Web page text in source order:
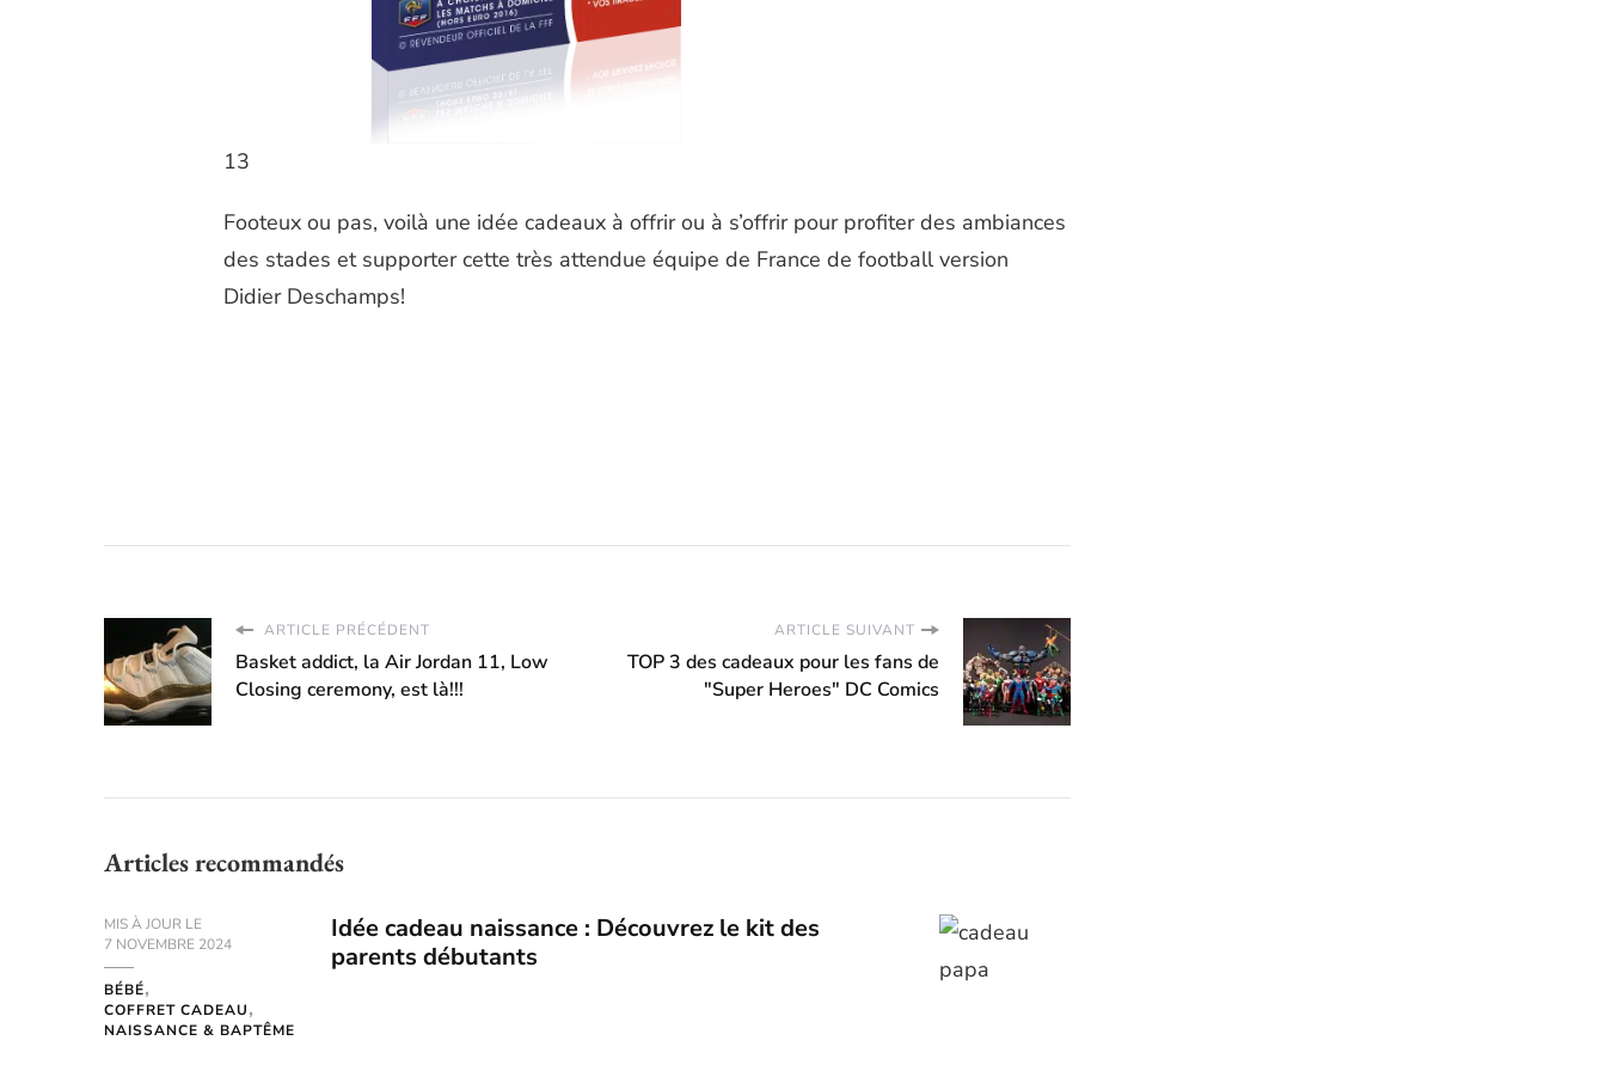
13
Footeux ou pas, voilà une idée cadeaux à offrir ou à s’offrir pour profiter des ambiances
des stades et supporter cette très attendue équipe de France de football version
Didier Deschamps!
ARTICLE PRÉCÉDENT
Basket addict, la Air Jordan 11, Low
Closing ceremony, est là!!!
ARTICLE SUIVANT
TOP 3 des cadeaux pour les fans de
"Super Heroes" DC Comics
Articles recommandés
MIS À JOUR LE
7 NOVEMBRE 2024
BÉBÉ
COFFRET CADEAU
NAISSANCE & BAPTÊME
Idée cadeau naissance : Découvrez le kit des
parents débutants